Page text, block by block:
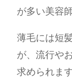
が多い美容
薄毛には短
が、流行や
求められます